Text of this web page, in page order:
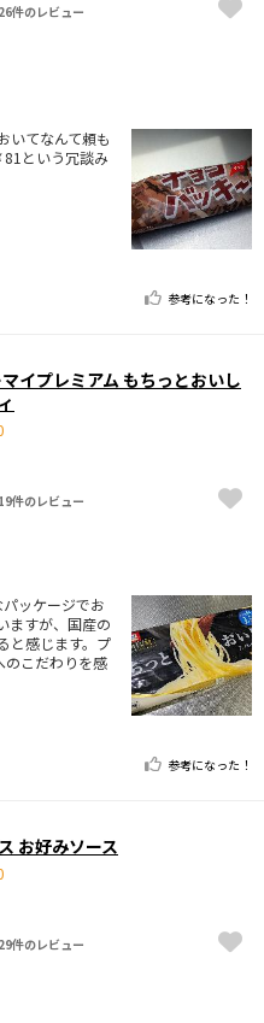
26件のレビュー
いてなんて頼も
という冗談み
参考になった！
イプレミアム もちっとおいし
19件のレビュー
ッケージでお
ますが、国産の
と感じます。プ
のこだわりを感
参考になった！
お好みソース
29件のレビュー